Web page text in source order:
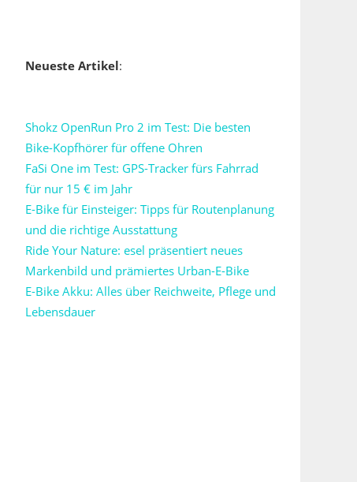
Neueste Artikel:
Shokz OpenRun Pro 2 im Test: Die besten
Bike-Kopfhörer für offene Ohren
FaSi One im Test: GPS-Tracker fürs Fahrrad
für nur 15 € im Jahr
E-Bike für Einsteiger: Tipps für Routenplanung
und die richtige Ausstattung
Ride Your Nature: esel präsentiert neues
Markenbild und prämiertes Urban-E-Bike
E-Bike Akku: Alles über Reichweite, Pflege und
Lebensdauer